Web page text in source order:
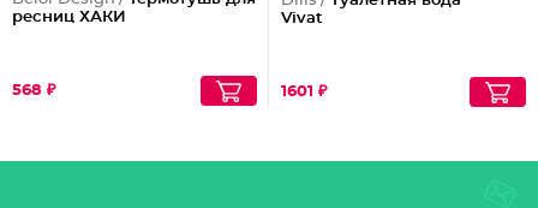
ресниц ХАКИ
568 ₽
Vivat
1601 ₽